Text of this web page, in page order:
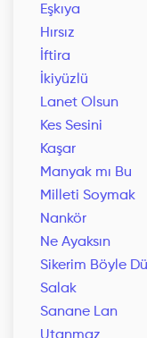
Eşkıya
Hırsız
İftira
İkiyüzlü
Lanet Olsun
Kes Sesini
Kaşar
Manyak mı Bu
Milleti Soymak
Nankör
Ne Ayaksın
Sikerim Böyle
Salak
Sanane Lan